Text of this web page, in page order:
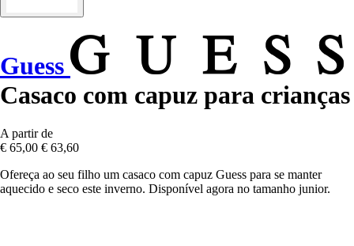
Guess
Casaco com capuz para crianças
A partir de
€ 65,00 € 63,60
Ofereça ao seu filho um casaco com capuz Guess para se manter
aquecido e seco este inverno. Disponível agora no tamanho junior.